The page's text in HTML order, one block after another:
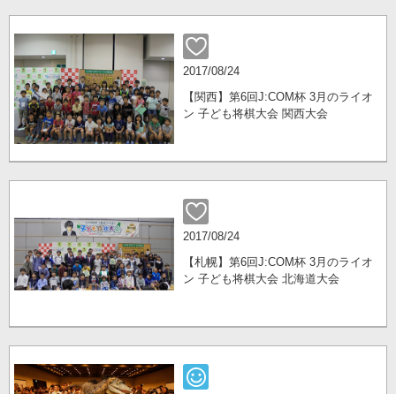
2017/08/24
【関西】第6回J:COM杯 3月のライオ
ン 子ども将棋大会 関西大会
2017/08/24
【札幌】第6回J:COM杯 3月のライオ
ン 子ども将棋大会 北海道大会